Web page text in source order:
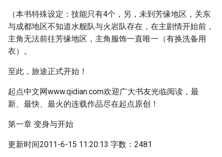
（本书特殊设定：技能只有4个，另，未到芳缘地区，关东
与成都地区不知道水舰队与火岩队存在，在主剧情开始前，
主角无法前往芳缘地区，主角服饰一直唯一（有换洗备用
衣）。
至此，旅途正式开始！
起点中文网www.qidian.com欢迎广大书友光临阅读，最
新、最快、最火的连载作品尽在起点原创！
第一章 变身与开始
更新时间2011-6-15 11:20:13 字数：2481